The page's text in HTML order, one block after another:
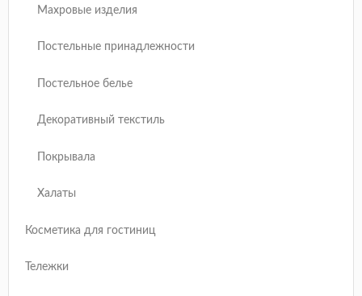
Махровые изделия
Постельные принадлежности
Постельное белье
Декоративный текстиль
Покрывала
Халаты
Косметика для гостиниц
Тележки